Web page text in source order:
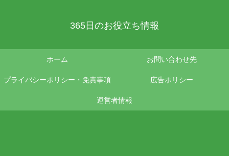
365日のお役立ち情報
ホーム お問い合わせ先
プライバシーポリシー・免責事項 広告ポリシー
運営者情報